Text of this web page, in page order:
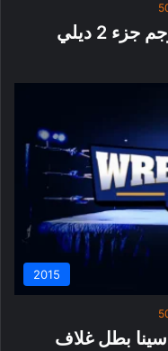
عرض الرو 28/12/20215 مترجم جزء 2 ديلي
2015
بطل غلاف